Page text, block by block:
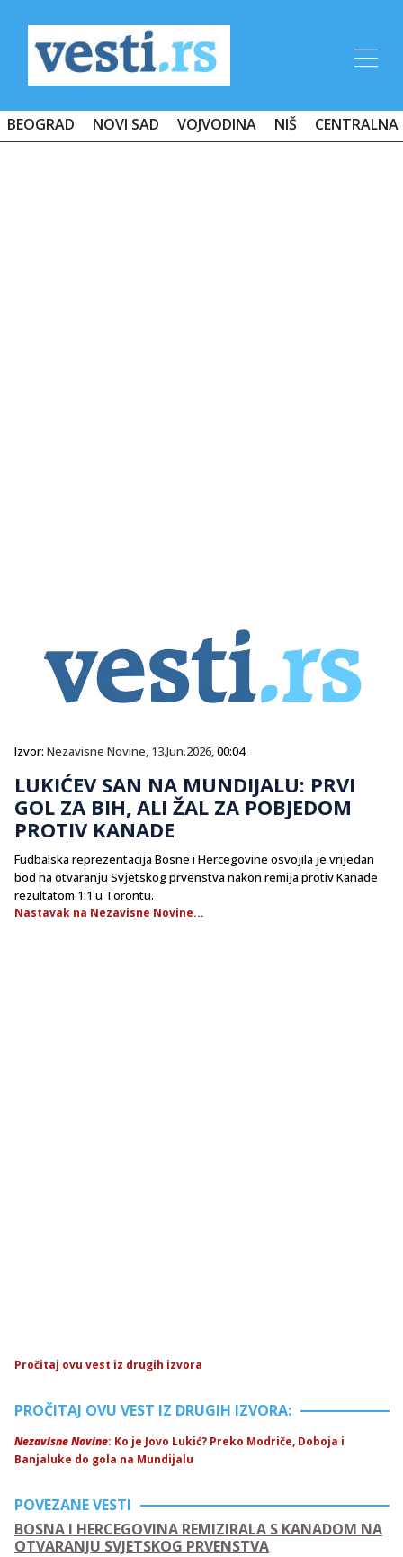
BEOGRAD NOVI SAD VOJVODINA NIŠ CENTRALNA
Izvor: Nezavisne Novine, 13.Jun.2026, 00:04
LUKIĆEV SAN NA MUNDIJALU: PRVI
GOL ZA BIH, ALI ŽAL ZA POBJEDOM
PROTIV KANADE
Fudbalska reprezentacija Bosne i Hercegovine osvojila je vrijedan
bod na otvaranju Svjetskog prvenstva nakon remija protiv Kanade
rezultatom 1:1 u Torontu.
Nastavak na Nezavisne Novine...
Pročitaj ovu vest iz drugih izvora
PROČITAJ OVU VEST IZ DRUGIH IZVORA:
Nezavisne Novine: Ko je Jovo Lukić? Preko Modriče, Doboja i
Banjaluke do gola na Mundijalu
POVEZANE VESTI
BOSNA I HERCEGOVINA REMIZIRALA S KANADOM NA
OTVARANJU SVJETSKOG PRVENSTVA